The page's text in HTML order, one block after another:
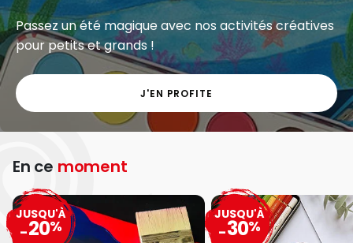
Passez un été magique avec nos activités créatives
pour petits et grands !
J'EN PROFITE
En ce moment
JUSQU'À
-20%
JUSQU'À
-30%